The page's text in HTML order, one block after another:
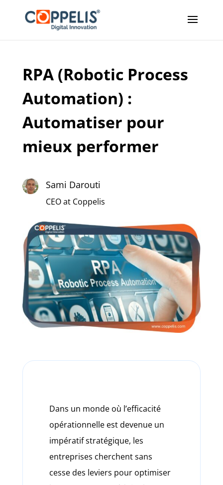
RPA (Robotic Process
Automation) :
Automatiser pour
mieux performer
Sami Darouti
CEO at Coppelis
Dans un monde où l’efficacité
opérationnelle est devenue un
impératif stratégique, les
entreprises cherchent sans
cesse des leviers pour optimiser